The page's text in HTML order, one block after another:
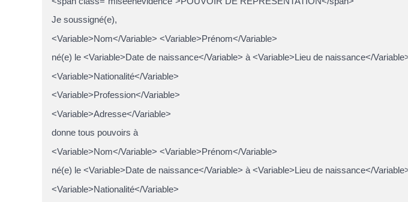
Je soussigné(e),
<Variable>Nom</Variable> <Variable>Prénom</Variable>
né(e) le <Variable>Date de naissance</Variable> à <Variable>Lieu de naissance</
<Variable>Nationalité</Variable>
<Variable>Profession</Variable>
<Variable>Adresse</Variable>
donne tous pouvoirs à
<Variable>Nom</Variable> <Variable>Prénom</Variable>
né(e) le <Variable>Date de naissance</Variable> à <Variable>Lieu de naissance</
<Variable>Nationalité</Variable>